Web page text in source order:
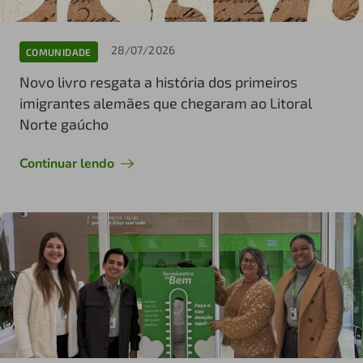
COMUNIDADE 28/07/2026
Novo livro resgata a história dos primeiros
imigrantes alemães que chegaram ao Litoral
Norte gaúcho
Continuar lendo